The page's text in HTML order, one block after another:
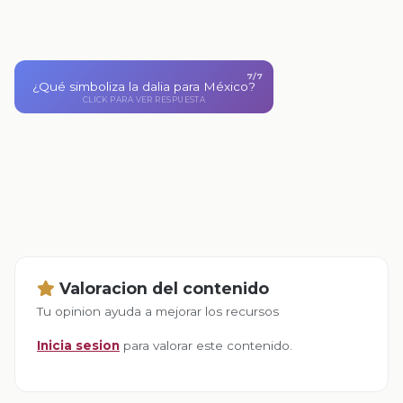
7/7
¿Qué simboliza la dalia para México?
CLICK PARA VER RESPUESTA
Es un símbolo de orgullo cultural y natural asociado
con la identidad mexicana.
CLICK PARA VOLVER
Valoracion del contenido
Tu opinion ayuda a mejorar los recursos
Inicia sesion para valorar este contenido.